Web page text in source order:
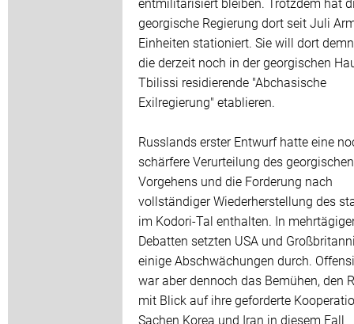
georgische Regierung dort seit Juli
Einheiten stationiert. Sie will dort
die derzeit noch in der georgischen
Tbilissi residierende "Abchasische
Exilregierung" etablieren.
Russlands erster Entwurf hatte eine
schärfere Verurteilung des georgischen
Vorgehens und die Forderung nach
vollständiger Wiederherstellung des
im Kodori-Tal enthalten. In
Debatten setzten USA und
einige Abschwächungen durch.
war aber dennoch das Bemühen, den
mit Blick auf ihre geforderte
Sachen Korea und Iran in diesem Fall